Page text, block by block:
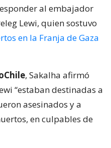
al embajador
Lewi, quien sostuvo
en la Franja de Gaza
, Sakalha afirmó
“estaban destinadas a
asesinados y a
en culpables de